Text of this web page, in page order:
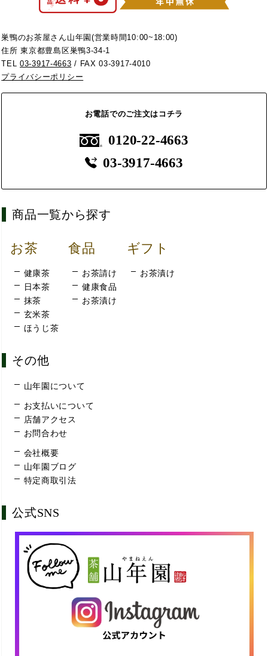
巣鴨のお茶屋さん山年園(営業時間10:00~18:00)
住所 東京都豊島区巣鴨3-34-1
TEL03-3917-4663 / FAX 03-3917-4010
プライバシーポリシー
お電話でのご注文はコチラ
0120-22-4663
03-3917-4663
商品一覧から探す
お茶
健康茶
日本茶
抹茶
玄米茶
ほうじ茶
食品
お茶請け
健康食品
お茶漬け
ギフト
お茶漬け
その他
山年園について
お支払いについて
店舗アクセス
お問合わせ
会社概要
山年園ブログ
特定商取引法
公式SNS